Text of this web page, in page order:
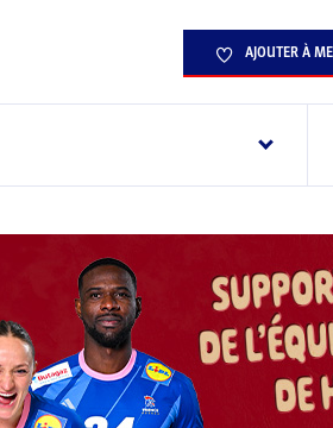
AJOUTER À